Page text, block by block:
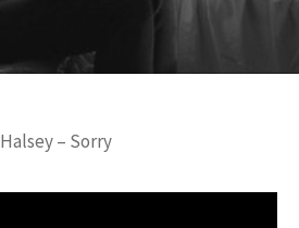
Halsey – Sorry